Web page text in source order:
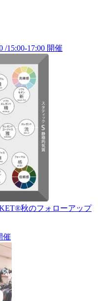
/15:00-17:00 開催
秋のフォローアップ
催